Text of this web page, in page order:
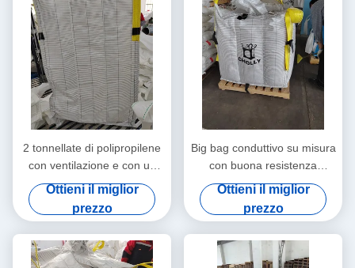
2 tonnellate di polipropilene
con ventilazione e con un
tessuto conduttivo
Ottieni il miglior
prezzo
Big bag conduttivo su misura
con buona resistenza
all'acqua e al freddo
Ottieni il miglior
prezzo